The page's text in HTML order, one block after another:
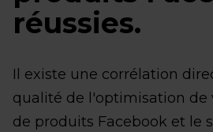
réussies.
Il existe une corrélation
qualité de l'optimisation de
de produits Facebook et le